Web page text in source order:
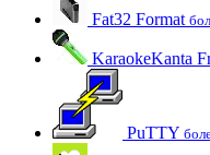
Fat32 Format
KaraokeKanta
PuTTY